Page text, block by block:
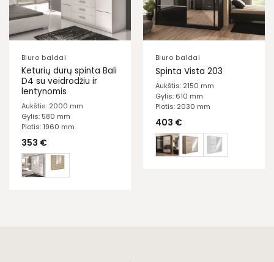
Biuro baldai
Keturių durų spinta Bali
D4 su veidrodžiu ir
lentynomis
Aukštis: 2000 mm
Gylis: 580 mm
Plotis: 1960 mm
353 €
Biuro baldai
Spinta Vista 203
Aukštis: 2150 mm
Gylis: 610 mm
Plotis: 2030 mm
403 €